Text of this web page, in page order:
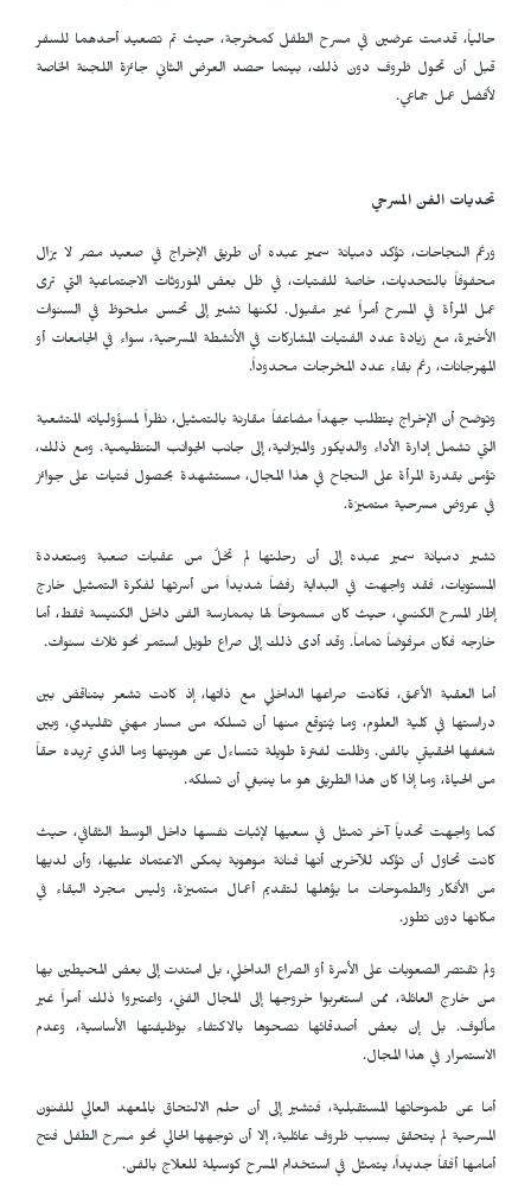
حالياً، قدمت عرضين في مسرح الطفل كمخرجة، حيث تم تصعيد أحدهما للسفر
قبل أن تحول ظروف دون ذلك، بينما حصد العرض الثاني جائزة اللجنة الخاصة
لأفضل عمل جماعي.
تحديات الفن المسرحي
ورغم النجاحات، تؤكد دميانة سمير عبده أن طريق الإخراج في صعيد مصر لا يزال
محفوفاً بالتحديات، خاصة للفتيات، في ظل بعض الموروثات الاجتماعية التي ترى
عمل المرأة في المسرح أمراً غير مقبول. لكنها تشير إلى تحسن ملحوظ في السنوات
الأخيرة، مع زيادة عدد الفتيات المشاركات في الأنشطة المسرحية، سواء في الجامعات أو
المهرجانات، رغم بقاء عدد المخرجات محدوداً.
وتوضح أن الإخراج يتطلب جهداً مضاعفاً مقارنة بالتمثيل، نظراً لمسؤولياته المتشعبة
التي تشمل إدارة الأداء والديكور والميزانية، إلى جانب الجوانب التنظيمية. ومع ذلك،
تؤمن بقدرة المرأة على النجاح في هذا المجال، مستشهدة بحصول فتيات على جوائز
في عروض مسرحية متميزة.
تشير دميانة سمير عبده إلى أن رحلتها لم تخلُ من عقبات صعبة ومتعددة
المستويات، فقد واجهت في البداية رفضاً شديداً من أسرتها لفكرة التمثيل خارج
إطار المسرح الكنسي، حيث كان مسموحاً لها بممارسة الفن داخل الكنيسة فقط، أما
خارجه فكان مرفوضاً تماماً. وقد أدى ذلك إلى صراع طويل استمر نحو ثلاث سنوات.
أما العقبة الأعمق، فكانت صراعها الداخلي مع ذاتها، إذ كانت تشعر بتناقض بين
دراستها في كلية العلوم، وما يُتوقع منها أن تسلكه من مسار مهني تقليدي، وبين
شغفها الحقيقي بالفن. وظلت لفترة طويلة تتساءل عن هويتها وما الذي تريده حقاً
من الحياة، وما إذا كان هذا الطريق هو ما ينبغي أن تسلكه.
كما واجهت تحدياً آخر تمثل في سعيها لإثبات نفسها داخل الوسط الثقافي، حيث
كانت تحاول أن تؤكد للآخرين أنها فنانة موهوبة يمكن الاعتماد عليها، وأن لديها
من الأفكار والطموحات ما يؤهلها لتقديم أعمال متميزة، وليس مجرد البقاء في
مكانها دون تطور.
ولم تقتصر الصعوبات على الأسرة أو الصراع الداخلي، بل امتدت إلى بعض المحيطين بها
من خارج العائلة، ممن استغربوا خروجها إلى المجال الفني، واعتبروا ذلك أمراً غير
مألوف. بل إن بعض أصدقائها نصحوها بالاكتفاء بوظيفتها الأساسية، وعدم
الاستمرار في هذا المجال.
أما عن طموحاتها المستقبلية، فتشير إلى أن حلم الالتحاق بالمعهد العالي للفنون
المسرحية لم يتحقق بسبب ظروف عائلية، إلا أن توجهها الحالي نحو مسرح الطفل فتح
أمامها أفقاً جديداً، يتمثل في استخدام المسرح كوسيلة للعلاج بالفن.